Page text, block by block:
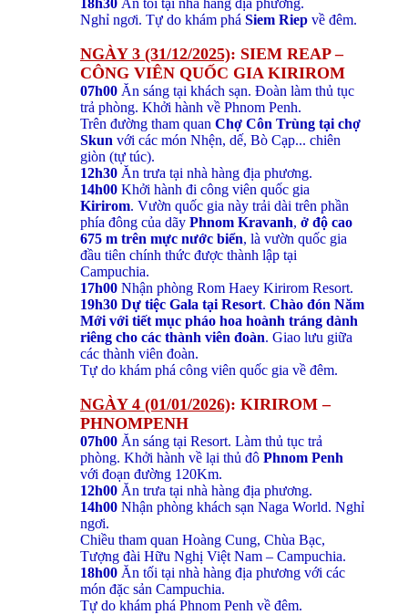
18h30 Ăn tối tại nhà hàng địa phương.
Nghỉ ngơi. Tự do khám phá Siem Riep về đêm.
NGÀY 3 (31/12/2025): SIEM REAP –
CÔNG VIÊN QUỐC GIA KIRIROM
07h00 Ăn sáng tại khách sạn. Đoàn làm thủ tục
trả phòng. Khởi hành về Phnom Penh.
Trên đường tham quan Chợ Côn Trùng tại chợ
Skun với các món Nhện, dế, Bò Cạp... chiên
giòn (tự túc).
12h30 Ăn trưa tại nhà hàng địa phương.
14h00 Khởi hành đi công viên quốc gia
Kirirom. Vườn quốc gia này trải dài trên phần
phía đông của dãy Phnom Kravanh, ở độ cao
675 m trên mực nước biển, là vườn quốc gia
đầu tiên chính thức được thành lập tại
Campuchia.
17h00 Nhận phòng Rom Haey Kirirom Resort.
19h30 Dự tiệc Gala tại Resort. Chào đón Năm
Mới với tiết mục pháo hoa hoành tráng dành
riêng cho các thành viên đoàn. Giao lưu giữa
các thành viên đoàn.
Tự do khám phá công viên quốc gia về đêm.
NGÀY 4 (01/01/2026): KIRIROM –
PHNOMPENH
07h00 Ăn sáng tại Resort. Làm thủ tục trả
phòng. Khởi hành về lại thủ đô Phnom Penh
với đoạn đường 120Km.
12h00 Ăn trưa tại nhà hàng địa phương.
14h00 Nhận phòng khách sạn Naga World. Nghỉ
ngơi.
Chiều tham quan Hoàng Cung, Chùa Bạc,
Tượng đài Hữu Nghị Việt Nam – Campuchia.
18h00 Ăn tối tại nhà hàng địa phương với các
món đặc sản Campuchia.
Tự do khám phá Phnom Penh về đêm.